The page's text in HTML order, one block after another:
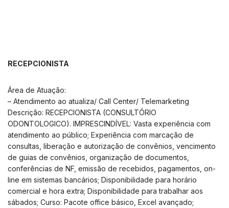
RECEPCIONISTA
Área de Atuação:
– Atendimento ao atualiza/ Call Center/ Telemarketing
Descrição: RECEPCIONISTA (CONSULTÓRIO
ODONTOLOGICO). IMPRESCINDÍVEL: Vasta experiência com
atendimento ao público; Experiência com marcação de
consultas, liberação e autorização de convênios, vencimento
de guias de convênios, organização de documentos,
conferências de NF, emissão de recebidos, pagamentos, on-
line em sistemas bancários; Disponibilidade para horário
comercial e hora extra; Disponibilidade para trabalhar aos
sábados; Curso: Pacote office básico, Excel avançado;